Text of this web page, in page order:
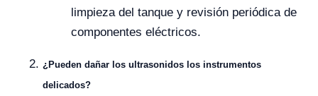
limpieza del tanque y revisión periódica de
componentes eléctricos.
¿Pueden dañar los ultrasonidos los instrumentos
delicados?